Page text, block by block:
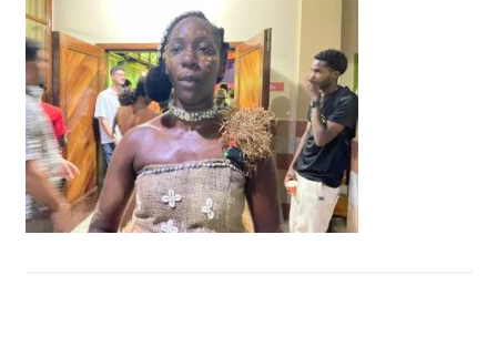
descolonización
26 de abril de 2025
El Palco central del Paseo Marítimo de Malabo
sigue sin conocer rehabilitaciones tras un
incendio
27 de agosto de 2024
El Gran Hotel Djibloho acoge a seis jóvenes
para una formación y experiencia práctica en
sus departamentos claves